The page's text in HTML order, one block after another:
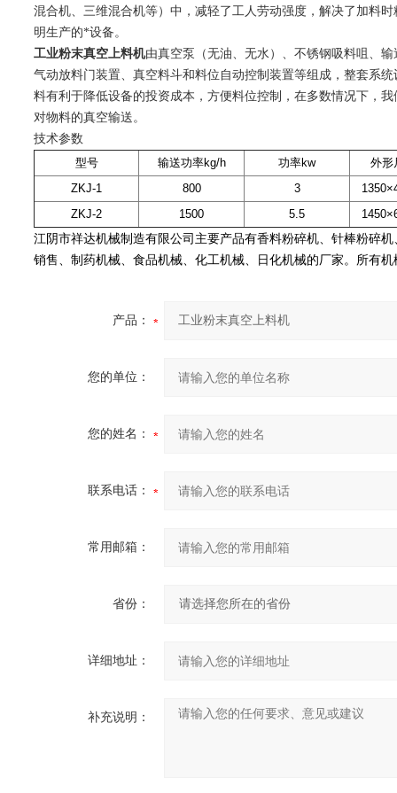
混合机、三维混合机等）中，减轻了工人劳动强度，解决了加料
明生产的*设备。
工业粉末真空上料机由真空泵（无油、无水）、不锈钢吸料咀、
气动放料门装置、真空料斗和料位自动控制装置等组成，整套系
料有利于降低设备的投资成本，方便料位控制，在多数情况下，
对物料的真空输送。
技术参数
型号
输送功率kg/h 功率kw
外形
ZKJ-1
800 3
ZKJ-2
1500 5.5
江阴市祥达机械制造有限公司主要产品有香料粉碎机、针棒粉碎
销售、制药机械、食品机械、化工机械、日化机械的厂家。所有
产品：
您的单位：
您的姓名：
联系电话：
常用邮箱：
省份：
详细地址：
补充说明：